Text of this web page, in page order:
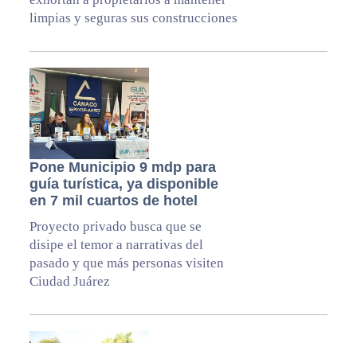
limpias y seguras sus construcciones
Pone Municipio 9 mdp para
guía turística, ya disponible
en 7 mil cuartos de hotel
Proyecto privado busca que se
disipe el temor a narrativas del
pasado y que más personas visiten
Ciudad Juárez